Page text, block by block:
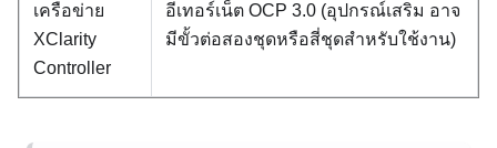
เครือข่าย
XClarity
Controller
อีเทอร์เน็ต OCP 3.0 (อุปกรณ์เสริม อาจ
มีขั้วต่อสองชุดหรือสี่ชุดสำหรับใช้งาน)